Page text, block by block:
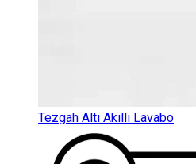
Tezgah Altı Akıllı Lavabo